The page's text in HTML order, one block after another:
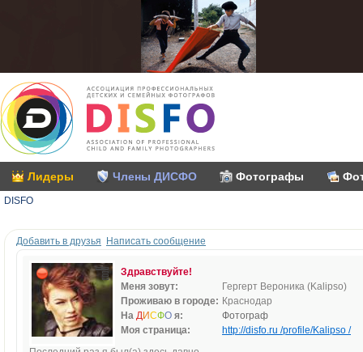
Лидеры Члены ДИСФО Фотографы
DISFO
Добавить в друзья Написать сообщение
Здравствуйте!
Меня зовут:
Гергерт Вероника (Kalipso)
Проживаю в городе: Краснодар
На ДИСФО я:
Фотограф
Моя страница:
http://disfo.ru /profile/Kalipso /